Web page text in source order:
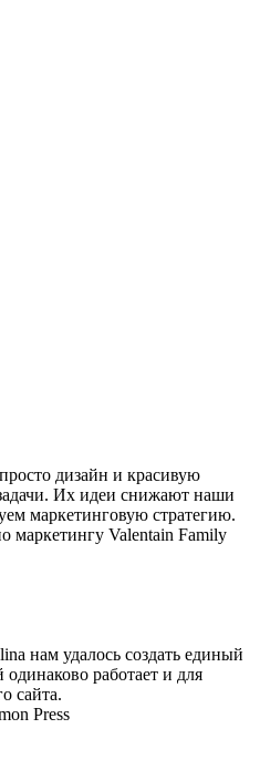
дизайн и красивую
Их идеи снижают наши
маркетинговую стратегию.
маркетингу Valentain Family
нам удалось создать единый
работает и для
сайта.
Press